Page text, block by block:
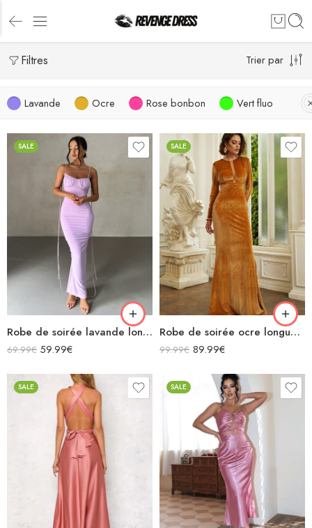
Filtres Trier par
Lavande Ocre Rose bonbon Vert fluo
SALE
Robe de soirée lavande longue dos nu bretelles spaghetti
69.99€ 59.99€
SALE
Robe de soirée ocre longue en velours manches longues
99.99€ 89.99€
SALE SALE